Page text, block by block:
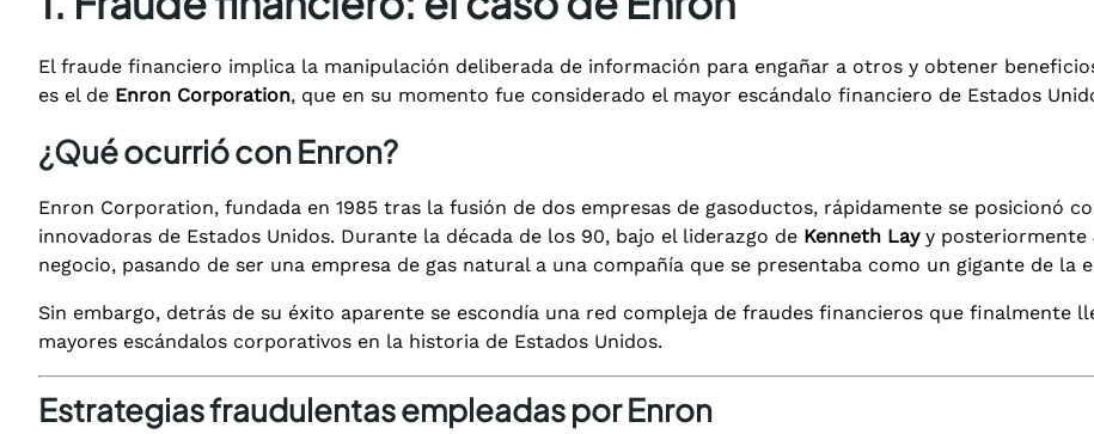
El fraude financiero implica la manipulación deliberada de información para engañar a otros y obtener
es el de Enron Corporation, que en su momento fue considerado el mayor escándalo financiero de Estados
¿Qué ocurrió con Enron?
Enron Corporation, fundada en 1985 tras la fusión de dos empresas de gasoductos, rápidamente se posicionó
innovadoras de Estados Unidos. Durante la década de los 90, bajo el liderazgo de Kenneth Layy posteriormente
negocio, pasando de ser una empresa de gas natural a una compañía que se presentaba como un gigante de la
Sin embargo, detrás de su éxito aparente se escondía una red compleja de fraudes financieros que finalmente
mayores escándalos corporativos en la historia de Estados Unidos.
Estrategias fraudulentas empleadas por Enron